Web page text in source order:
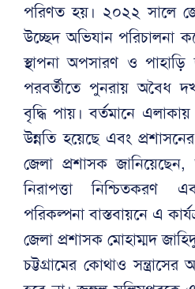
পরিণত হয়। ২০২২ সালে
উচ্ছেদ অভিযান পরিচালনা
স্থাপনা অপসারণ ও
পরবর্তীতে পুনরায় অবৈধ
বৃদ্ধি পায়। বর্তমানে
উন্নতি হয়েছে এবং
জেলা প্রশাসক
নিরাপত্তা নিশ্চিতকরণ
পরিকল্পনা বাস্তবায়নে এ
জেলা প্রশাসক মোহাম্মদ
চট্টগ্রামের কোথাও